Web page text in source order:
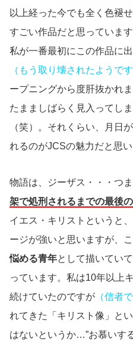
以上経った今でも全く色褪
すごい作品だと思っています
私が一番最初にこの作品に
（もう取り壊されたようです
ープニングから度肝抜かれ
たまましばらく見入ってし
（笑）。それくらい、月日
れるのがJCSの魅力だと思い
物語は、ジーザス・・・つま
架で処刑されるまでの最後
イエス・キリストというと、
ージが強いと思いますが、
悩める青年として描いてい
っています。私は10年以上
続けていたのですが （信者
れてきた「キリスト像」と
はないというか…”お慕いす